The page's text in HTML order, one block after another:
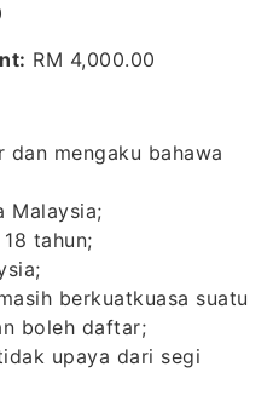
RM 4,000.00
mengaku bahawa
Malaysia;
tahun;
berkuatkuasa suatu
boleh daftar;
upaya dari segi